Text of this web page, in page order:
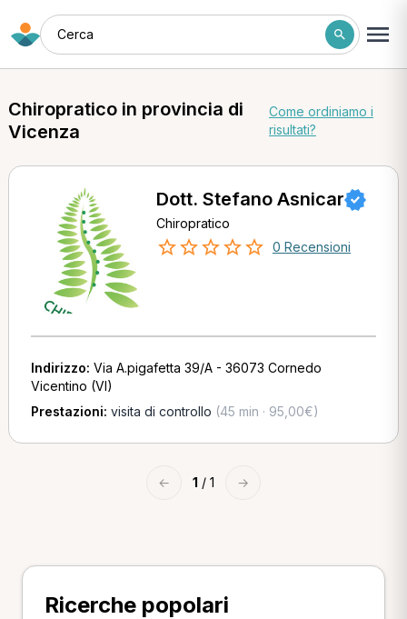
Cerca
Chiropratico in provincia di
Vicenza
Come ordiniamo i
risultati?
Dott. Stefano Asnicar
Chiropratico
0 Recensioni
Indirizzo: Via A.pigafetta 39/A - 36073 Cornedo
Vicentino (VI)
Prestazioni: visita di controllo (45 min · 95,00€)
← 1 / 1 →
Ricerche popolari